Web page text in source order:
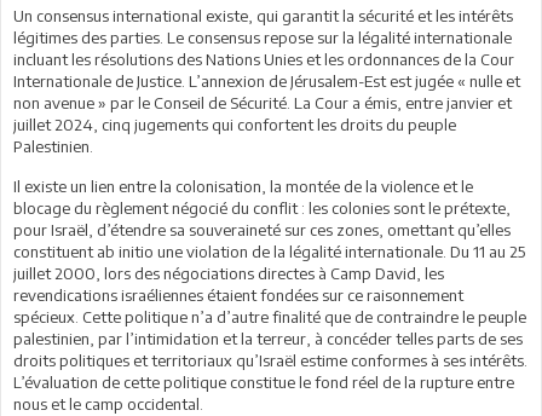
Un consensus international existe, qui garantit la sécurité et les intérêts
légitimes des parties. Le consensus repose sur la légalité internationale
incluant les résolutions des Nations Unies et les ordonnances de la Cour
Internationale de Justice. L’annexion de Jérusalem-Est est jugée « nulle et
non avenue » par le Conseil de Sécurité. La Cour a émis, entre janvier et
juillet 2024, cinq jugements qui confortent les droits du peuple
Palestinien.
Il existe un lien entre la colonisation, la montée de la violence et le
blocage du règlement négocié du conflit : les colonies sont le prétexte,
pour Israël, d’étendre sa souveraineté sur ces zones, omettant qu’elles
constituent ab initio une violation de la légalité internationale. Du 11 au 25
juillet 2000, lors des négociations directes à Camp David, les
revendications israéliennes étaient fondées sur ce raisonnement
spécieux. Cette politique n’a d’autre finalité que de contraindre le peuple
palestinien, par l’intimidation et la terreur, à concéder telles parts de ses
droits politiques et territoriaux qu’Israël estime conformes à ses intérêts.
L’évaluation de cette politique constitue le fond réel de la rupture entre
nous et le camp occidental.